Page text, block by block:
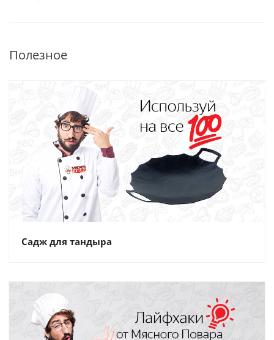
Полезное
Садж для тандыра